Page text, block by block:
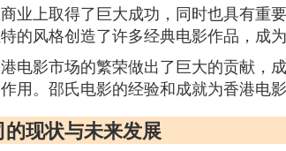
业上取得了巨大成功，同时也具有重
的风格创造了许多经典电影作品，成
电影市场的繁荣做出了巨大的贡献，
用。邵氏电影的经验和成就为香港电
现状与未来发展